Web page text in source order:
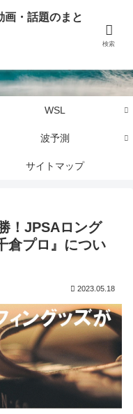
を写真、画像、動画でまとめて
WSL
波予測
サイトマップ
！JPSAロング
倉プロ』につい
2023.05.18
画・話題のまと
検索